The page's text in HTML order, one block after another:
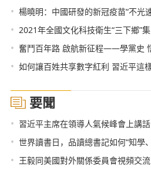
• 楊曉明：中國研發的新冠疫苗“不光
• 2021年全國文化科技衛生“三下鄉”
• 奮鬥百年路 啟航新征程——學黨史
• 如何讓百姓共享數字紅利 習近平這
要聞
• 習近平主席在領導人氣候峰會上講
• 世界讀書日，品讀總書記如何“知學
• 王毅同美國對外關係委員會視頻交